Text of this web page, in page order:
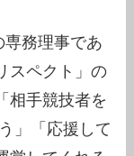
務理事であ
スペクト」の
相手競技者を
」「応援して